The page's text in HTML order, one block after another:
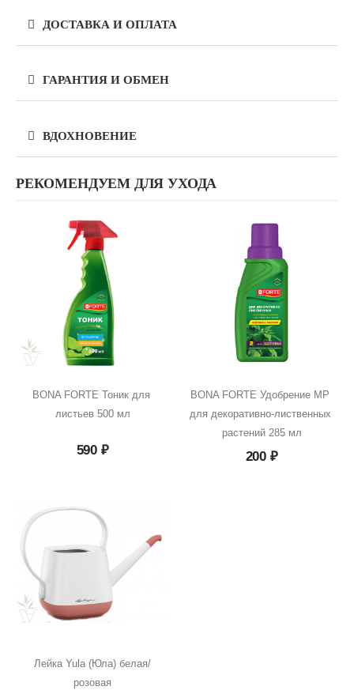
ДОСТАВКА И ОПЛАТА
ГАРАНТИЯ И ОБМЕН
ВДОХНОВЕНИЕ
РЕКОМЕНДУЕМ ДЛЯ УХОДА
BONA FORTE Тоник для
листьев 500 мл
590 ₽
BONA FORTE Удобрение MP
для декоративно-лиственных
растений 285 мл
200 ₽
Лейка Yula (Юла) белая/
розовая